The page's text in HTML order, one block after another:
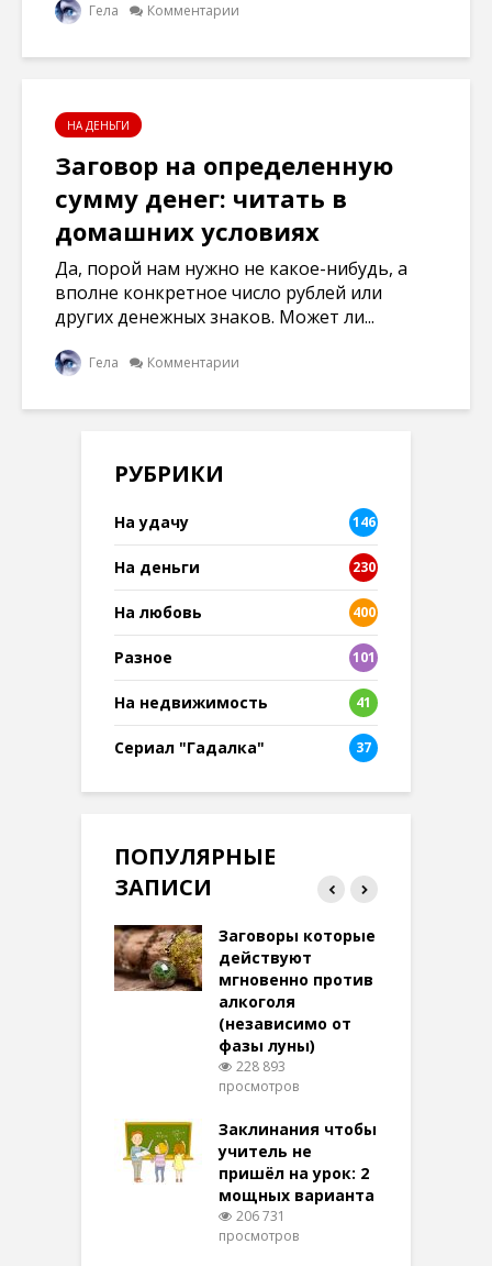
Гела Комментарии
НА ДЕНЬГИ
Заговор на определенную
сумму денег: читать в
домашних условиях
Да, порой нам нужно не какое-нибудь, а
вполне конкретное число рублей или
других денежных знаков. Может ли...
Гела Комментарии
РУБРИКИ
На удачу 146
На деньги 230
На любовь 400
Разное
101
8
На недвижимость 41
Сериал "Гадалка" 37
ПОПУЛЯРНЫЕ
ЗАПИСИ
Заговоры которые
действуют
мгновенно против
алкоголя
(независимо от
фазы луны)
228 893
просмотров
Заклинания чтобы
учитель не
пришёл на урок: 2
мощных варианта
206 731
просмотров